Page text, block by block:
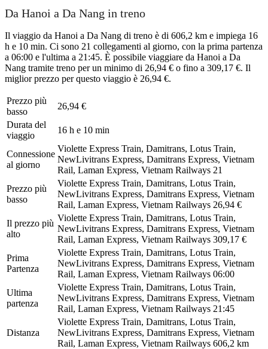
Da Hanoi a Da Nang in treno
Il viaggio da Hanoi a Da Nang di treno è di 606,2 km e impiega 16
h e 10 min. Ci sono 21 collegamenti al giorno, con la prima partenza
a 06:00 e l'ultima a 21:45. È possibile viaggiare da Hanoi a Da
Nang tramite treno per un minimo di 26,94 € o fino a 309,17 €. Il
miglior prezzo per questo viaggio è 26,94 €.
Prezzo più
basso
26,94 €
Durata del
viaggio
16 h e 10 min
Connessione
al giorno
Violette Express Train, Damitrans, Lotus Train,
NewLivitrans Express, Damitrans Express, Vietnam
Rail, Laman Express, Vietnam Railways 21
Prezzo più
basso
Violette Express Train, Damitrans, Lotus Train,
NewLivitrans Express, Damitrans Express, Vietnam
Rail, Laman Express, Vietnam Railways 26,94 €
Il prezzo più
alto
Violette Express Train, Damitrans, Lotus Train,
NewLivitrans Express, Damitrans Express, Vietnam
Rail, Laman Express, Vietnam Railways 309,17 €
Prima
Partenza
Violette Express Train, Damitrans, Lotus Train,
NewLivitrans Express, Damitrans Express, Vietnam
Rail, Laman Express, Vietnam Railways 06:00
Ultima
partenza
Violette Express Train, Damitrans, Lotus Train,
NewLivitrans Express, Damitrans Express, Vietnam
Rail, Laman Express, Vietnam Railways 21:45
Distanza
Violette Express Train, Damitrans, Lotus Train,
NewLivitrans Express, Damitrans Express, Vietnam
Rail, Laman Express, Vietnam Railways 606,2 km